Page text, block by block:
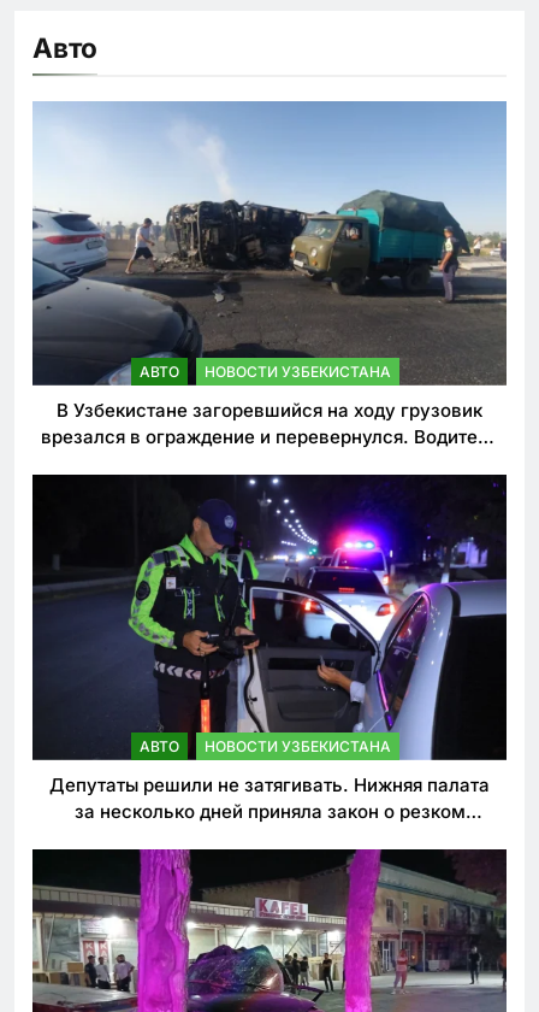
Авто
АВТО НОВОСТИ УЗБЕКИСТАНА
В Узбекистане загоревшийся на ходу грузовик
врезался в ограждение и перевернулся. Водитель
АВТО НОВОСТИ УЗБЕКИСТАНА
Депутаты решили не затягивать. Нижняя палата
за несколько дней приняла закон о резком